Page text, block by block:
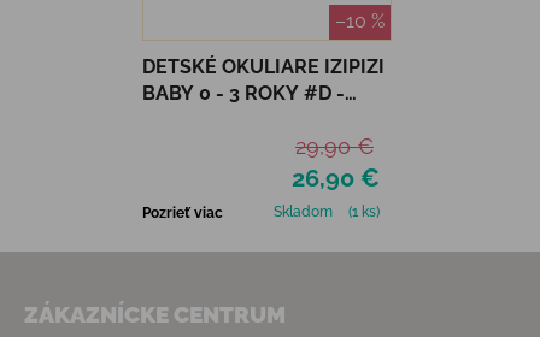
–10 %
DETSKÉ OKULIARE IZIPIZI
BABY 0 - 3 ROKY #D -
26,90 €
29,90 €
Pozrieť viac Skladom (1 ks)
ZÁKAZNÍCKE CENTRUM